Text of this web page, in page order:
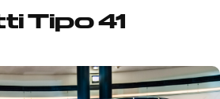
Tipo 41